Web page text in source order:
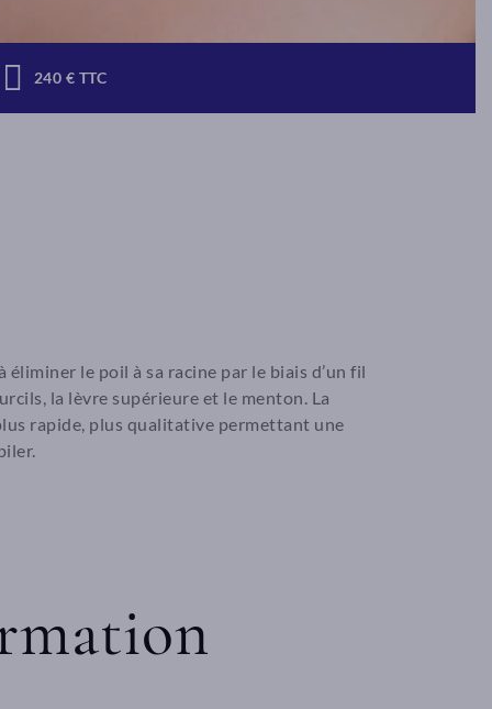
240 € TTC
le poil à sa racine par le biais d’un fil
la lèvre supérieure et le menton. La
rapide, plus qualitative permettant une